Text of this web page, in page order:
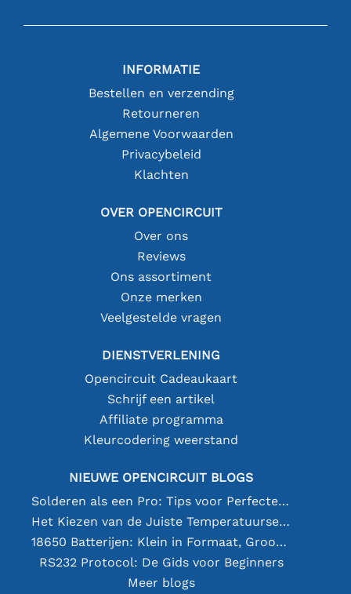
INFORMATIE
Bestellen en verzending
Retourneren
Algemene Voorwaarden
Privacybeleid
Klachten
OVER OPENCIRCUIT
Over ons
Reviews
Ons assortiment
Onze merken
Veelgestelde vragen
DIENSTVERLENING
Opencircuit Cadeaukaart
Schrijf een artikel
Affiliate programma
Kleurcodering weerstand
NIEUWE OPENCIRCUIT BLOGS
Solderen als een Pro: Tips voor Perfecte Elektronische Verbindingen
Het Kiezen van de Juiste Temperatuursensor [youtube]
18650 Batterijen: Klein in Formaat, Groot in Prestatie
RS232 Protocol: De Gids voor Beginners
Meer blogs